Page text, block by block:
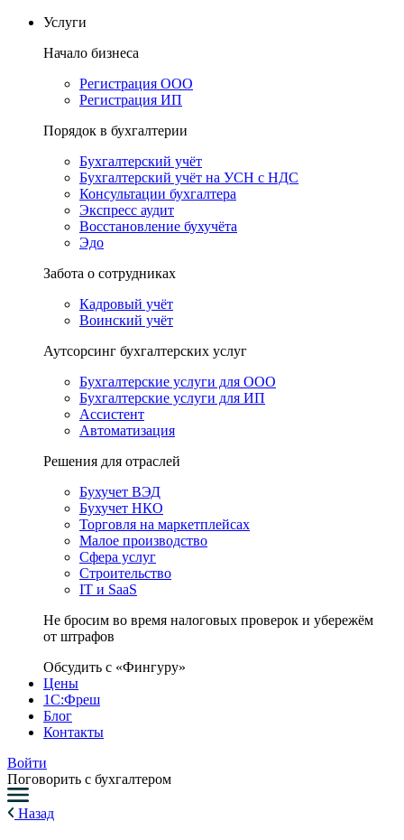
Услуги
Начало бизнеса
Регистрация ООО
Регистрация ИП
Порядок в бухгалтерии
Бухгалтерский учёт
Бухгалтерский учёт на УСН с НДС
Консультации бухгалтера
Экспресс аудит
Восстановление бухучёта
Эдо
Забота о сотрудниках
Кадровый учёт
Воинский учёт
Аутсорсинг бухгалтерских услуг
Бухгалтерские услуги для ООО
Бухгалтерские услуги для ИП
Ассистент
Автоматизация
Решения для отраслей
Бухучет ВЭД
Бухучет НКО
Торговля на маркетплейсах
Малое производство
Сфера услуг
Строительство
IT и SaaS
Не бросим во время налоговых проверок и убережём
от штрафов
Обсудить с «Фингуру»
Цены
1С:Фреш
Блог
Контакты
Войти
Поговорить с бухгалтером
Назад